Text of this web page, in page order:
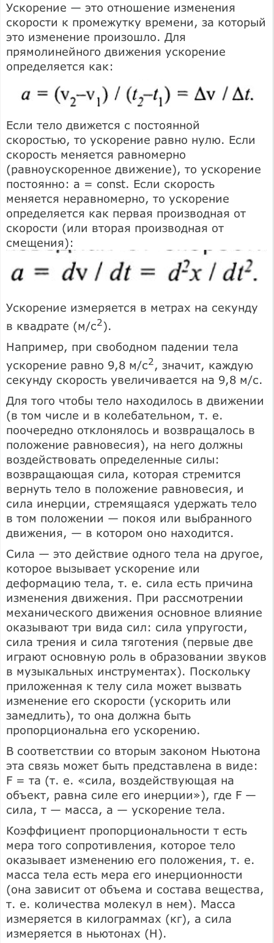
Ускорение — это отношение изменения
скорости к промежутку времени, за который
это изменение произошло. Для
прямолинейного движения ускорение
определяется как:
Если тело движется с постоянной
скоростью, то ускорение равно нулю. Если
скорость меняется равномерно
(равноускоренное движение), то ускорение
постоянно: а = const. Если скорость
меняется неравномерно, то ускорение
определяется как первая производная от
скорости (или вторая производная от
смещения):
Ускорение измеряется в метрах на секунду
в квадрате (м/с2).
Например, при свободном падении тела
ускорение равно 9,8 м/с2, значит, каждую
секунду скорость увеличивается на 9,8 м/с.
Для того чтобы тело находилось в движении
(в том числе и в колебательном, т. е.
поочередно отклонялось и возвращалось в
положение равновесия), на него должны
воздействовать определенные силы:
возвращающая сила, которая стремится
вернуть тело в положение равновесия, и
сила инерции, стремящаяся удержать тело
в том положении — покоя или выбранного
движения, — в котором оно находится.
Сила — это действие одного тела на другое,
которое вызывает ускорение или
деформацию тела, т. е. сила есть причина
изменения движения. При рассмотрении
механического движения основное влияние
оказывают три вида сил: сила упругости,
сила трения и сила тяготения (первые две
играют основную роль в образовании звуков
в музыкальных инструментах). Поскольку
приложенная к телу сила может вызвать
изменение его скорости (ускорить или
замедлить), то она должна быть
пропорциональна его ускорению.
В соответствии со вторым законом Ньютона
эта связь может быть представлена в виде:
F = та (т. е. «сила, воздействующая на
объект, равна силе его инерции»), где F —
сила, т — масса, а — ускорение тела.
Коэффициент пропорциональности т есть
мера того сопротивления, которое тело
оказывает изменению его положения, т. е.
масса тела есть мера его инерционности
(она зависит от объема и состава вещества,
т. е. количества молекул в нем). Масса
измеряется в килограммах (кг), а сила
измеряется в ньютонах (Н).